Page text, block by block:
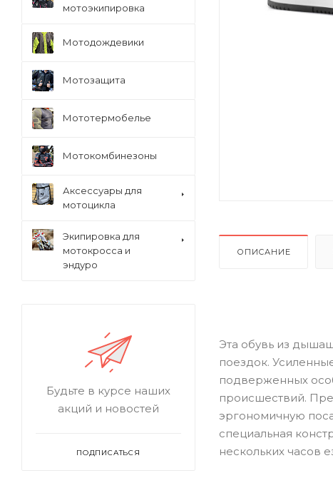
ОПИСАНИЕ
Эта обувь из
поездок.
подверженных
происшествий.
эргономичную
специальная
нескольких часов
мотоэкипировка
Мотодождевики
Мотозащита
Мототермобелье
Мотокомбинезоны
Аксессуары для
мотоцикла
Экипировка для
мотокросса и
эндуро
Будьте в курсе наших
акций и новостей
ПОДПИСАТЬСЯ